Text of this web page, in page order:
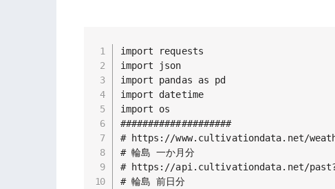
import requests
import json
import pandas as pd
import datetime
import os
####################
# https://www.cultivationdata.net/
# 輪島 一か月分
# https://api.cultivationdata.net/
# 輪島 前日分